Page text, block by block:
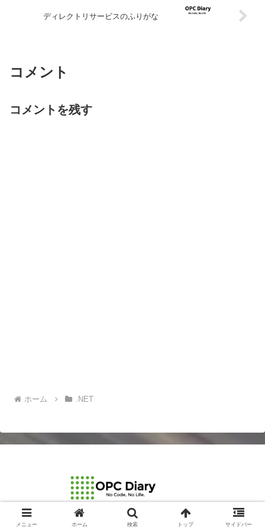
ディレクトリサービスのふりがな
コメント
コメントを残す
ホーム .NET
© 2003-2026 OPCDiary.
メニュー ホーム 検索 トップ サイドバー